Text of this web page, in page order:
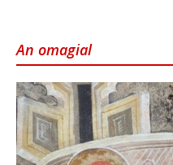
An omagial